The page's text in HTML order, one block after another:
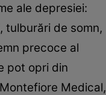
ale depresiei:
de somn,
precoce al
pot opri din
Medical,